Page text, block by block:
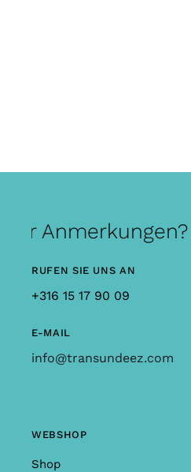
Anmerkungen?
RUFEN SIE UNS AN
+316 15 17 90 09
E-MAIL
info@transundeez.com
WEBSHOP
Shop